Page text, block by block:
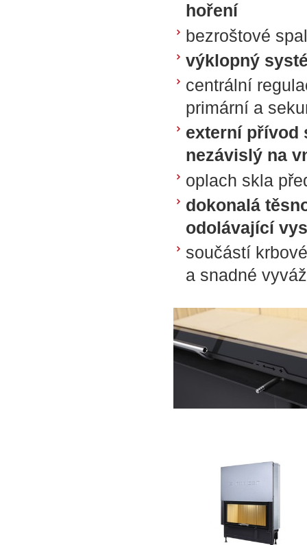
hoření
bezroštové
výklopný
centrální
primární a
externí přívod
nezávislý na
oplach skla
dokonalá
odolávající
součástí
a snadné